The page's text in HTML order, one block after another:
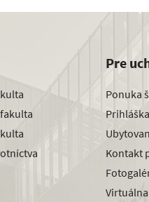
Pre
Ponuka
Kontakt